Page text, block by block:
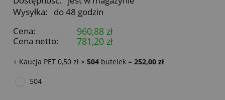
Wysyłka:
do 48 godzin
Cena:
960,88 zł
Cena netto: 781,20 zł
+ Kaucja PET 0,50 zł × 504 butelek = 252,00 zł
504